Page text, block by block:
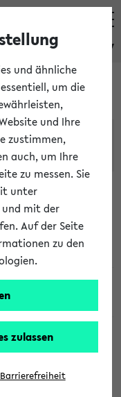
eKVV
ist unbedingt
und ähnliche
um die
und Ihre
zustimmen,
auch, um Ihre
zu messen. Sie
unter
und mit der
Auf der Seite
zu den
zulassen
Barrierefreiheit